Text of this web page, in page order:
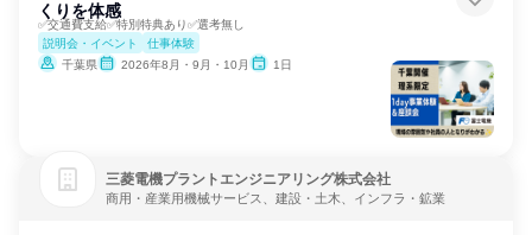
くりを体感
✅交通費支給✅特別特典あり✅選考無し
説明会・イベント
仕事体験
千葉県
2026年8月・9月・10月 1日
三菱電機プラントエンジニアリング株式会社
商用・産業用機械サービス、建設・土木、インフラ・鉱業